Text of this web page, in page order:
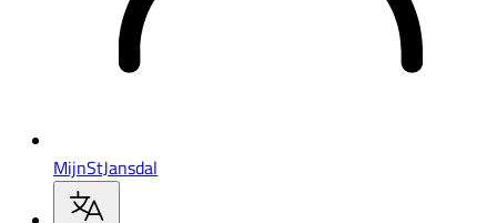
MijnStJansdal